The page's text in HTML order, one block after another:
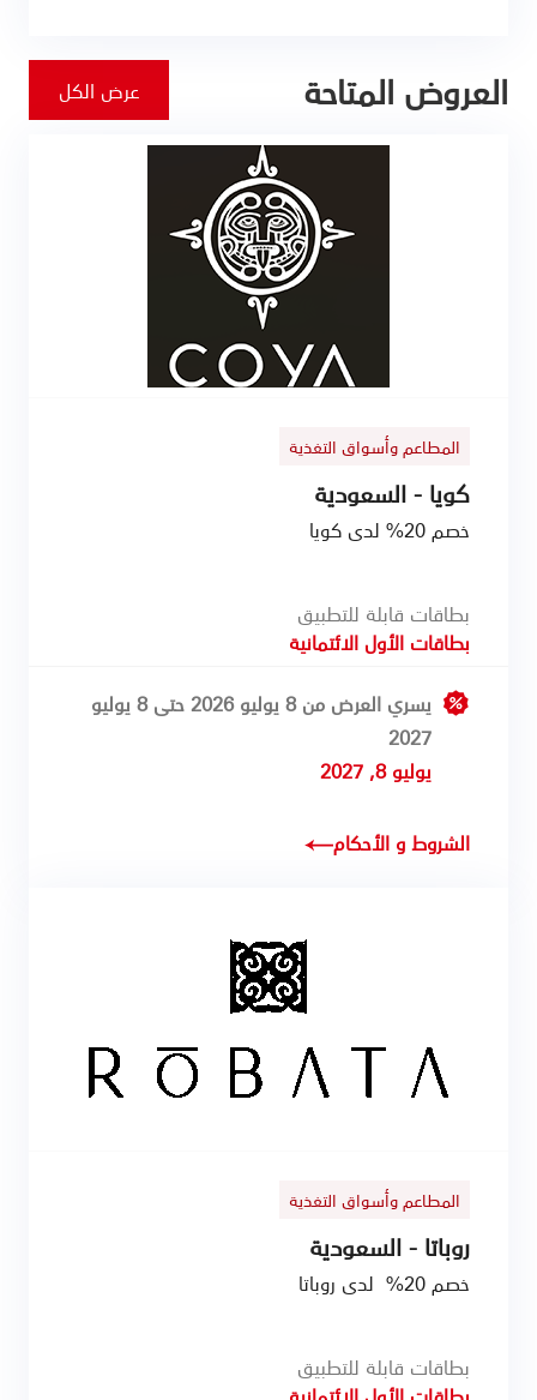
العروض المتاحة عرض الكل
المطاعم وأسواق التغذية
كويا - السعودية
خصم 20% لدى كويا
بطاقات قابلة للتطبيق
بطاقات الأول الائتمانية
يسري العرض من 8 يوليو 2026 حتى 8 يوليو
2027
يوليو 8, 2027
الشروط و الأحكام
المطاعم وأسواق التغذية
روباتا - السعودية
خصم 20% لدى روباتا
بطاقات قابلة للتطبيق